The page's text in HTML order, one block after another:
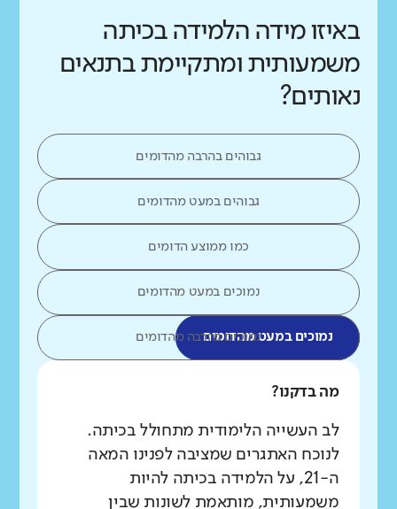
באיזו מידה הלמידה בכיתה
משמעותית ומתקיימת בתנאים
נאותים?
גבוהים בהרבה מהדומים
גבוהים במעט מהדומים
כמו ממוצע הדומים
נמוכים במעט מהדומים
נמוכים במעט מהדומיםנמוכים בהרבה מהדומים
מה בדקנו?
לב העשייה הלימודית מתחולל בכיתה.
לנוכח האתגרים שמציבה לפנינו המאה
ה-21, על הלמידה בכיתה להיות
משמעותית, מותאמת לשונות שבין